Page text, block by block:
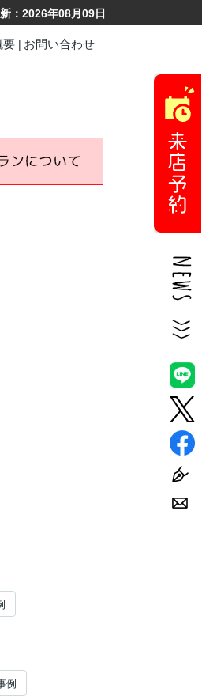
：2026年08月09日
要 お問い合わせ
例